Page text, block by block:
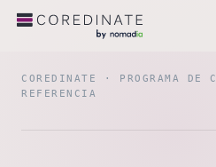
COREDINATE · PROGRAMA DE
REFERENCIA